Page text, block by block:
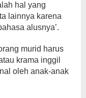
hal yang
lainnya karena
alusnya’.
murid harus
krama inggil
oleh anak-anak